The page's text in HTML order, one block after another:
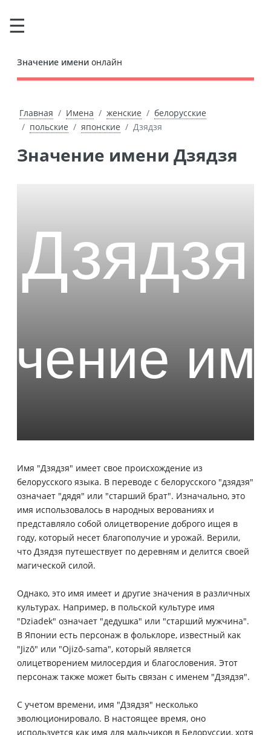
Значение имени онлайн
Главная Имена женские
белорусские
польские
японские Дзядзя
Значение имени Дзядзя
Имя "Дзядзя" имеет свое происхождение из
белорусского языка. В переводе с белорусского "дзядзя"
означает "дядя" или "старший брат". Изначально, это
имя использовалось в народных верованиях и
представляло собой олицетворение доброго ищея в
году, который несет благополучие и урожай. Верили,
что Дзядзя путешествует по деревням и делится своей
магической силой.
Однако, это имя имеет и другие значения в различных
культурах. Например, в польской культуре имя
"Dziadek" означает "дедушка" или "старший мужчина".
В Японии есть персонаж в фольклоре, известный как
"Jizō" или "Оjizō-sama", который является
олицетворением милосердия и благословения. Этот
персонаж также может быть связан с именем "Дзядзя".
С учетом времени, имя "Дзядзя" несколько
эволюционировало. В настоящее время, оно
используется как имя для мальчиков в Белоруссии, хотя